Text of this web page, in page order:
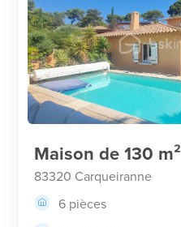
Maison de 130 m²
83320 Carqueiranne
6 pièces